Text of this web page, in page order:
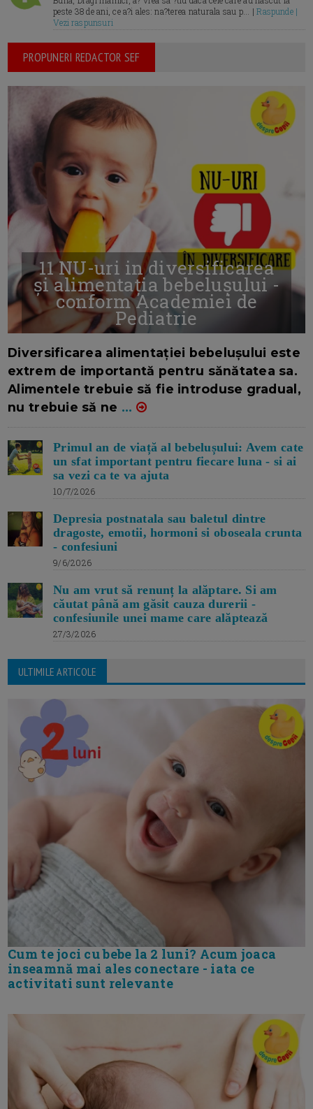
peste 38 de ani, ce a?i ales: na?terea naturala sau p... |Raspunde |
Vezi raspunsuri
PROPUNERI REDACTOR SEF
11 NU-uri in diversificarea
și alimentația bebelușului -
conform Academiei de
Pediatrie
Diversificarea alimentației bebelușului este
extrem de importantă pentru sănătatea sa.
Alimentele trebuie să fie introduse gradual,
nu trebuie să ne ...
Primul an de viață al bebelușului: Avem cate
un sfat important pentru fiecare luna - si ai
sa vezi ca te va ajuta
10/7/2026
Depresia postnatala sau baletul dintre
dragoste, emotii, hormoni si oboseala crunta
- confesiuni
9/6/2026
Nu am vrut să renunț la alăptare. Si am
căutat până am găsit cauza durerii -
confesiunile unei mame care alăptează
27/3/2026
ULTIMILE ARTICOLE
Cum te joci cu bebe la 2 luni? Acum joaca
inseamnă mai ales conectare - iata ce
activitati sunt relevante